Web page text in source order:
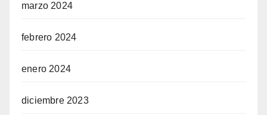
marzo 2024
febrero 2024
enero 2024
diciembre 2023